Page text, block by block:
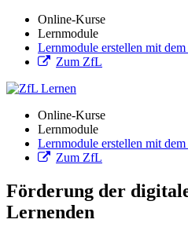
Online-Kurse
Lernmodule
Lernmodule erstellen mit
Zum ZfL
Online-Kurse
Lernmodule
Lernmodule erstellen mit
Zum ZfL
Förderung der
Lernenden